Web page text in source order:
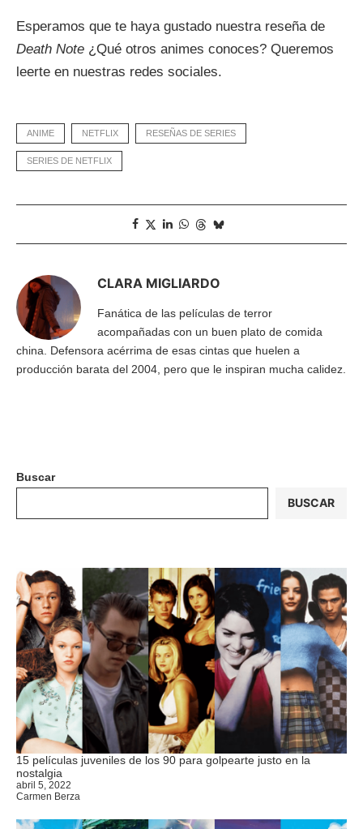
Esperamos que te haya gustado nuestra reseña de
Death Note ¿Qué otros animes conoces? Queremos
leerte en nuestras redes sociales.
ANIME NETFLIX RESEÑAS DE SERIES
SERIES DE NETFLIX
CLARA MIGLIARDO
Fanática de las películas de terror
acompañadas con un buen plato de comida
china. Defensora acérrima de esas cintas que huelen a
producción barata del 2004, pero que le inspiran mucha calidez.
Buscar
BUSCAR
15 películas juveniles de los 90 para golpearte justo en la
nostalgia
abril 5, 2022
Carmen Berza